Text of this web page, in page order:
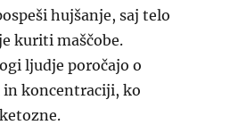
hujšanje, saj telo
kuriti maščobe.
ljudje poročajo o
in koncentraciji, ko